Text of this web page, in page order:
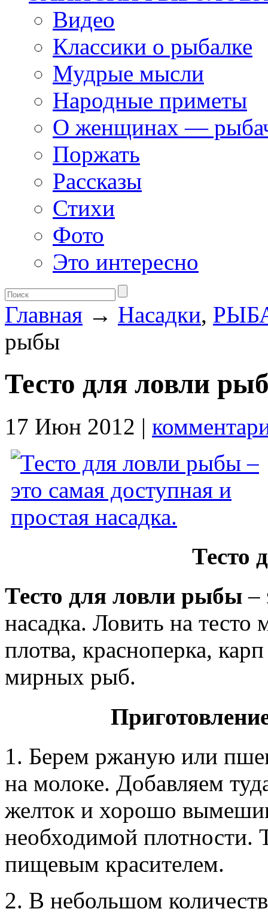
Видео
Классики о рыбалке
Мудрые мысли
Народные приметы
О женщинах —
Поржать
Рассказы
Стихи
Фото
Это интересно
Главная → Насадки,
рыбы
Тесто для ловли
17 Июн 2012 |
Тесто
Тесто для ловли рыбы –
насадка. Ловить на
плотва, красноперка,
мирных рыб.
1. Берем ржаную или
на молоке. Добавляем
желток и хорошо
необходимой плотности.
пищевым красителем.
2. В небольшом